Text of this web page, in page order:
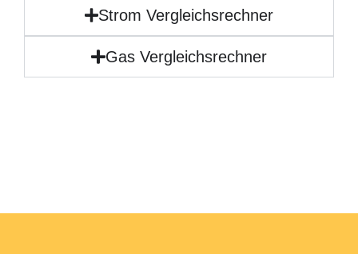
Strom Vergleichsrechner
Gas Vergleichsrechner